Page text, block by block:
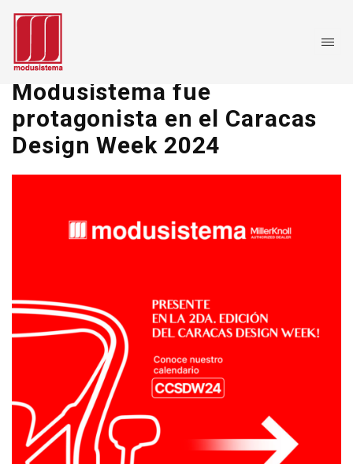
Modusistema fue
protagonista en el Caracas
Design Week 2024